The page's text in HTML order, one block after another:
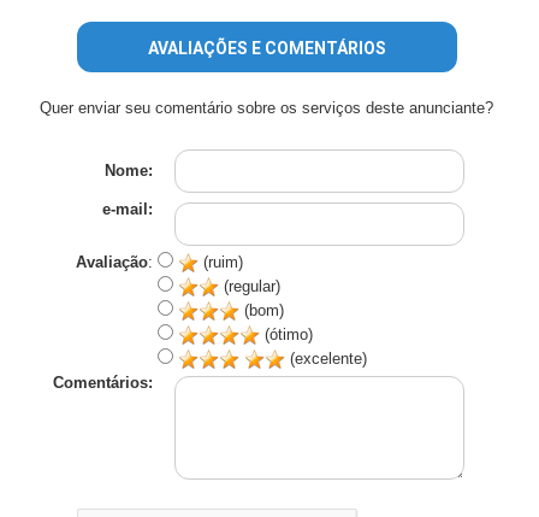
AVALIAÇÕES E COMENTÁRIOS
Quer enviar seu comentário sobre os serviços deste anunciante?
Nome:
e-mail:
Avaliação:
(ruim)
(regular)
(bom)
(ótimo)
(excelente)
Comentários: